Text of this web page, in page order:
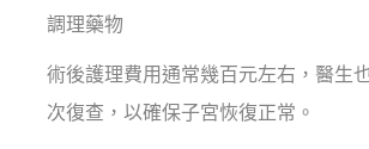
調理藥物
術後護理費用通常幾百元左右，醫生
次復查，以確保子宮恢復正常。